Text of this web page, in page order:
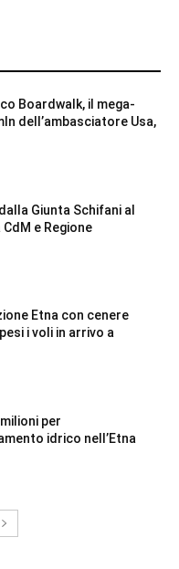
Boardwalk, il mega-
dell’ambasciatore Usa,
Giunta Schifani al
e Regione
Etna con cenere
i voli in arrivo a
per
idrico nell’Etna